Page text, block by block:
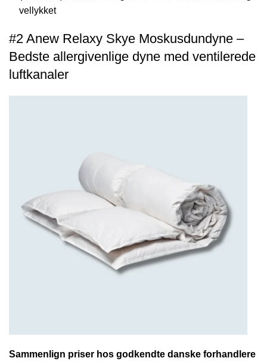
vellykket
#2 Anew Relaxy Skye Moskusdundyne –
Bedste allergivenlige dyne med ventilerede
luftkanaler
Sammenlign priser hos godkendte danske forhandlere